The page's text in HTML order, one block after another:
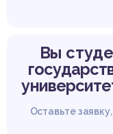
Вы
Оставьте